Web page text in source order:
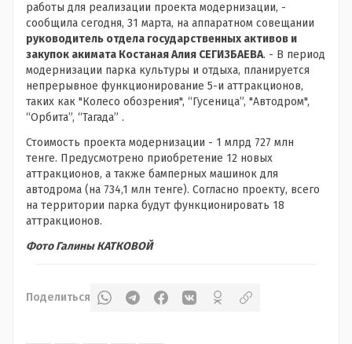
работы для реализации проекта модернизации, -
сообщила сегодня, 31 марта, на аппаратном совещании
руководитель отдела государственных активов и
закупок акимата Костаная Алия СЕГИЗБАЕВА. - В период
модернизации парка культуры и отдыха, планируется
непрерывное функционирование 5-и аттракционов,
таких как "Колесо обозрения", “Гусеница”, "Автодром",
“Орбита”, “Тагада” .
Стоимость проекта модернизации - 1 млрд 727 млн
тенге. Предусмотрено приобретение 12 новых
аттракционов, а также бамперных машинок для
автодрома (на 734,1 млн тенге). Согласно проекту, всего
на территории парка будут функционировать 18
аттракционов.
Фото Галины КАТКОВОЙ
Поделиться